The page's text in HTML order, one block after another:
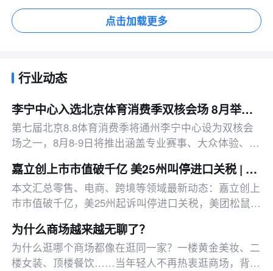
点击加载更多
行业动态
李宁中心入选北京体育消费季双核会场 8月举办运动主题活动
第七届北京8.8体育消费季将通州李宁中心设为双核会
场之一，8月8-9日将推出涵盖专业赛事、大众体验、惠
品。
嘉立创上市市值破千亿 美25州叫停进口关税 | 邦小白日报
本文汇总零售、电商、跨境等领域最新动态：嘉立创上
市市值破千亿，美25州起诉叫停进口关税，美团松鼠便
为什么商场越来越无聊了？
为什么逛哪个商场都像在逛同一家？一楼黄金美妆、二
楼女装、顶楼餐饮……当年轻人不再热衷逛商场，背后